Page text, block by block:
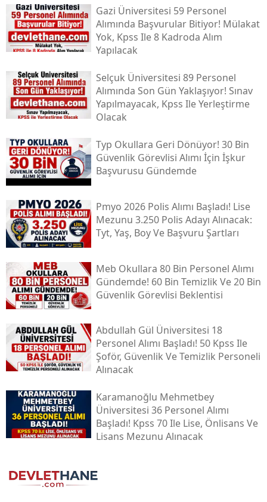
Gazi Üniversitesi 59 Personel
Alımında Başvurular Bitiyor! Mülakat
Yok, Kpss Ile 8 Kadroda Alım
Yapılacak
Selçuk Üniversitesi 89 Personel
Alımında Son Gün Yaklaşıyor! Sınav
Yapılmayacak, Kpss Ile Yerleştirme
Olacak
Typ Okullara Geri Dönüyor! 30 Bin
Güvenlik Görevlisi Alımı İçin İşkur
Başvurusu Gündemde
Pmyo 2026 Polis Alımı Başladı! Lise
Mezunu 3.250 Polis Adayı Alınacak:
Tyt, Yaş, Boy Ve Başvuru Şartları
Meb Okullara 80 Bin Personel Alımı
Gündemde! 60 Bin Temizlik Ve 20 Bin
Güvenlik Görevlisi Beklentisi
Abdullah Gül Üniversitesi 18
Personel Alımı Başladı! 50 Kpss Ile
Şoför, Güvenlik Ve Temizlik Personeli
Alınacak
Karamanoğlu Mehmetbey
Üniversitesi 36 Personel Alımı
Başladı! Kpss 70 Ile Lise, Önlisans Ve
Lisans Mezunu Alınacak